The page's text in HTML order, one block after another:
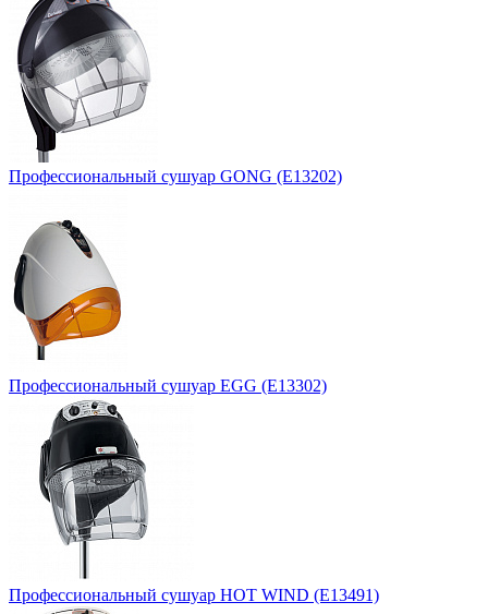
Профессиональный сушуар GONG (E13202)
Профессиональный сушуар EGG (E13302)
Профессиональный сушуар HOT WIND (E13491)